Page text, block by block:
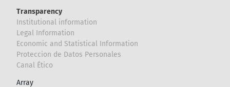
Transparency
Institutional information
Legal Information
Economic and Statistical Information
Proteccion de Datos Personales
Canal Ético
Array